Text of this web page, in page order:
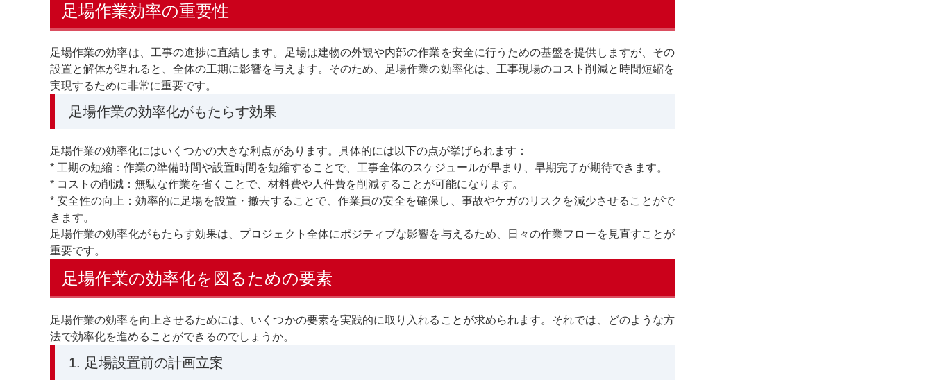
足場作業効率の重要性
足場作業の効率は、工事の進捗に直結します。足場は建物の外観や内部の作業を安全に行うための基盤を提供しますが、その
設置と解体が遅れると、全体の工期に影響を与えます。そのため、足場作業の効率化は、工事現場のコスト削減と時間短縮を
実現するために非常に重要です。
足場作業の効率化がもたらす効果
足場作業の効率化にはいくつかの大きな利点があります。具体的には以下の点が挙げられます：
* 工期の短縮：作業の準備時間や設置時間を短縮することで、工事全体のスケジュールが早まり、早期完了が期待できます。
* コストの削減：無駄な作業を省くことで、材料費や人件費を削減することが可能になります。
* 安全性の向上：効率的に足場を設置・撤去することで、作業員の安全を確保し、事故やケガのリスクを減少させることがで
きます。
足場作業の効率化がもたらす効果は、プロジェクト全体にポジティブな影響を与えるため、日々の作業フローを見直すことが
重要です。
足場作業の効率化を図るための要素
足場作業の効率を向上させるためには、いくつかの要素を実践的に取り入れることが求められます。それでは、どのような方
法で効率化を進めることができるのでしょうか。
1. 足場設置前の計画立案